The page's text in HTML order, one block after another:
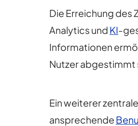
Die Erreichung des
Analytics und KI-
Informationen
Nutzer abgestimmt
Ein weiterer
ansprechende